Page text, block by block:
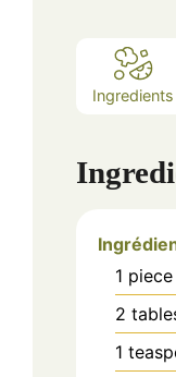
Ingredients
1 piece
2
1